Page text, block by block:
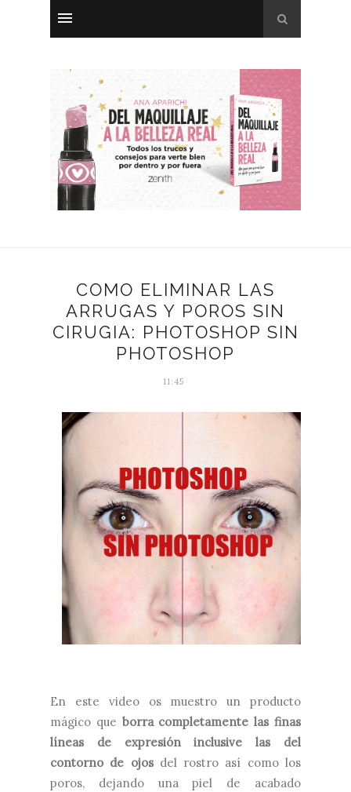
COMO ELIMINAR LAS
ARRUGAS Y POROS SIN
CIRUGIA: PHOTOSHOP SIN
PHOTOSHOP
11:45
En este video os muestro un producto
mágico que borra completamente las finas
líneas de expresión inclusive las del
contorno de ojos del rostro así como los
poros, dejando una piel de acabado